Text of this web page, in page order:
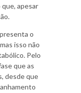
apesar
o
isso não
Pelo
que as
desde que